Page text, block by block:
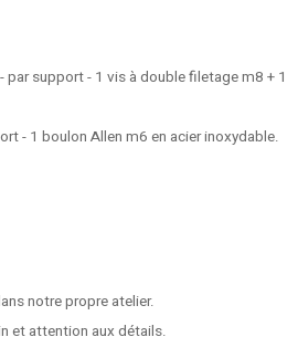
support - 1 vis à double filetage m8 + 1
- 1 boulon Allen m6 en acier inoxydable.
notre propre atelier.
et attention aux détails.